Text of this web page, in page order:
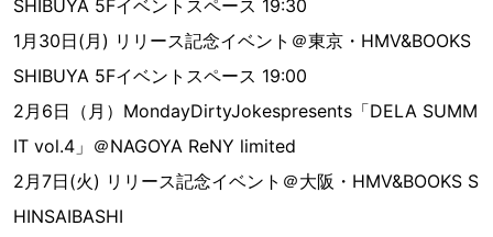
SHIBUYA 5Fイベントスペース 19:30
1月30日(月) リリース記念イベント＠東京・HMV&BOOKS
SHIBUYA 5Fイベントスペース 19:00
2月6日（月）MondayDirtyJokespresents「DELA SUMM
IT vol.4」＠NAGOYA ReNY limited
2月7日(火) リリース記念イベント＠大阪・HMV&BOOKS S
HINSAIBASHI